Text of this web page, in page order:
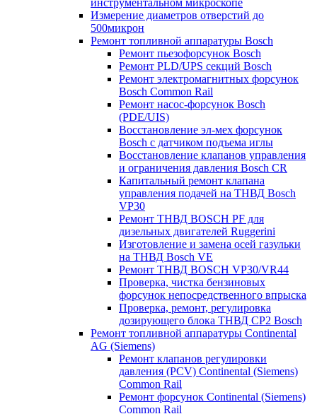
инструментальном микроскопе
Измерение диаметров отверстий до
500микрон
Ремонт топливной аппаратуры Bosch
Ремонт пьезофорсунок Bosch
Ремонт PLD/UPS секций Bosch
Ремонт электромагнитных форсунок
Bosch Common Rail
Ремонт насос-форсунок Bosch
(PDE/UIS)
Восстановление эл-мех форсунок
Bosch с датчиком подъема иглы
Восстановление клапанов управления
и ограничения давления Bosch CR
Капитальный ремонт клапана
управления подачей на ТНВД Bosch
VP30
Ремонт ТНВД BOSCH PF для
дизельных двигателей Ruggerini
Изготовление и замена осей газульки
на ТНВД Bosch VE
Ремонт ТНВД BOSCH VP30/VR44
Проверка, чистка бензиновых
форсунок непосредственного впрыска
Проверка, ремонт, регулировка
дозирующего блока ТНВД CP2 Bosch
Ремонт топливной аппаратуры Continental
AG (Siemens)
Ремонт клапанов регулировки
давления (PCV) Continental (Siemens)
Common Rail
Ремонт форсунок Continental (Siemens)
Common Rail